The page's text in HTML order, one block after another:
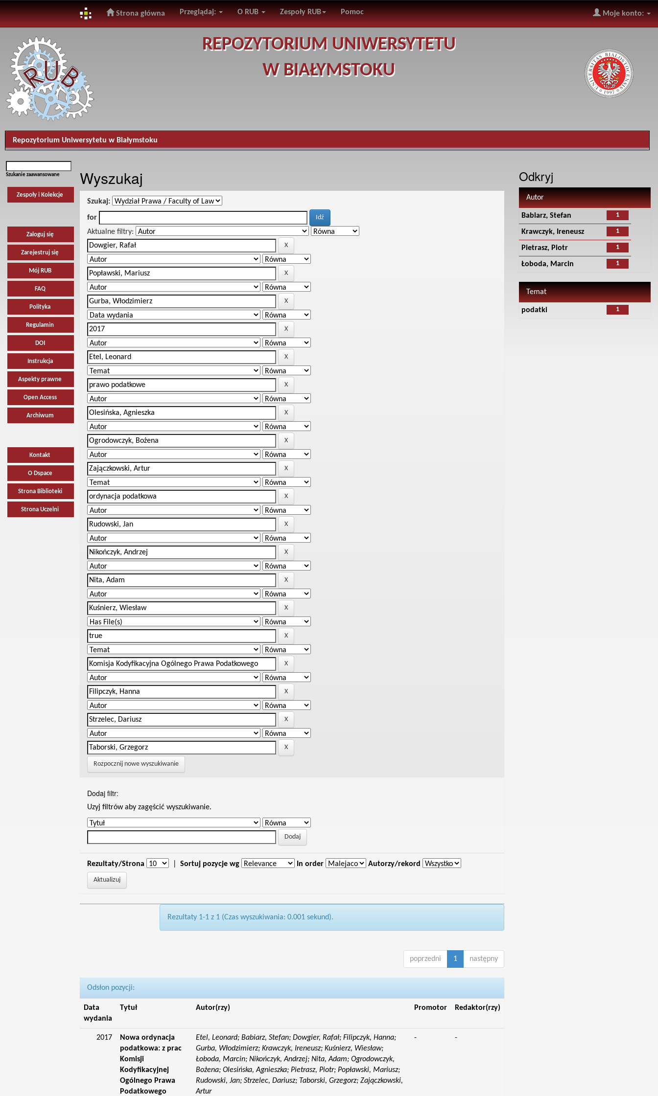
navigation
Strona główna Przeglądaj: O RUB Zespoły RUB Pomoc Moje konto:
REPOZYTORIUM UNIWERSYTETU
W BIAŁYMSTOKU
Repozytorium Uniwersytetu w Białymstoku
Szukanie zaawansowane
Zespoły i Kolekcje
Zaloguj się
Zarejestruj się
Mój RUB
FAQ
Polityka
Regulamin
DOI
Instrukcja
Aspekty prawne
Open Access
Archiwum
Kontakt
O Dspace
Strona Biblioteki
Strona Uczelni
Wyszukaj
Szukaj:
for
Aktualne filtry:
Rozpocznij nowe wyszukiwanie
Dodaj filtr:
Uzyj filtrów aby zagęścić wyszukiwanie.
Rezultaty/Strona Sortuj pozycje wg In order Autorzy/rekord
Rezultaty 1-1 z 1 (Czas wyszukiwania: 0.001 sekund).
poprzedni 1 następny
Odsłon pozycji:
Data
wydania
Tytuł Autor(rzy) Promotor Redaktor(rzy)
2017
Nowa ordynacja
podatkowa: z prac
Komisji
Kodyfikacyjnej
Ogólnego Prawa
Podatkowego
Etel, Leonard; Babiarz, Stefan; Dowgier, Rafał; Filipczyk, Hanna;
Gurba, Włodzimierz; Krawczyk, Ireneusz; Kuśnierz, Wiesław;
Łoboda, Marcin; Nikończyk, Andrzej; Nita, Adam; Ogrodowczyk,
Bożena; Olesińska, Agnieszka; Pietrasz, Piotr; Popławski, Mariusz;
Rudowski, Jan; Strzelec, Dariusz; Taborski, Grzegorz; Zajączkowski,
Artur
- -
Odkryj
Autor
1
Babiarz, Stefan
1
Krawczyk, Ireneusz
1
Pietrasz, Piotr
1
Łoboda, Marcin
Temat
1
podatki